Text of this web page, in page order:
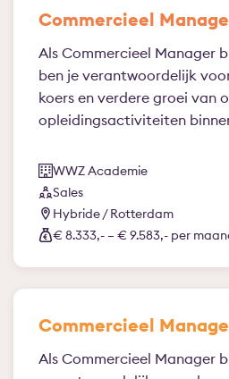
Commercieel
Als Commercieel Manager
ben je verantwoordelijk
koers en verdere groei van
opleidingsactiviteiten
WWZ Academie
Sales
Hybride / Rotterdam
€ 8.333,- – € 9.583,- per
Commercieel
Als Commercieel Manager